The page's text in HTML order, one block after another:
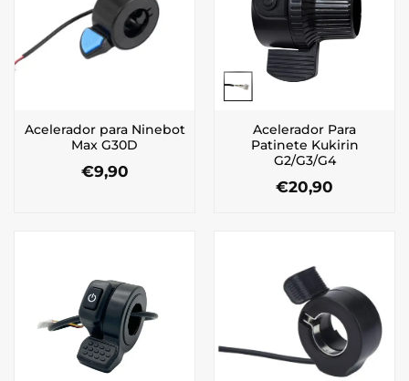
Acelerador para Ninebot
Max G30D
€9,90
Acelerador Para
Patinete Kukirin
G2/G3/G4
€20,90